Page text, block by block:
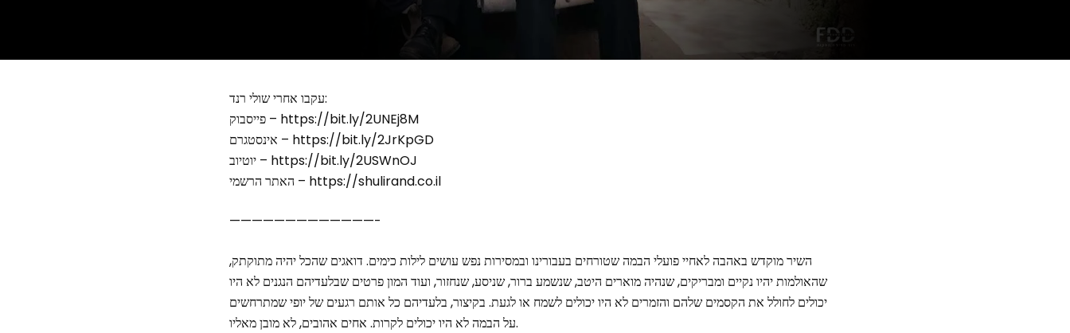
עקבו אחרי שולי רנד:
פייסבוק – https://bit.ly/2UNEj8M
אינסטגרם – https://bit.ly/2JrKpGD
יוטיוב – https://bit.ly/2USWnOJ
האתר הרשמי – https://shulirand.co.il
—————————————-
השיר מוקדש באהבה לאחיי פועלי הבמה שטורחים בעבורינו ובמסירות נפש עושים לילות כימים. דואגים שהכל יהיה מתוקתק,
שהאולמות יהיו נקיים ומבריקים, שנהיה מוארים היטב, שנשמע ברור, שניסע, שנחזור, ועוד המון פרטים שבלעדיהם הנגנים לא היו
יכולים לחולל את הקסמים שלהם והזמרים לא היו יכולים לשמח או לגעת. בקיצור, בלעדיהם כל אותם רגעים של יופי שמתרחשים
על הבמה לא היו יכולים לקרות. אחים אהובים, לא מובן מאליו.